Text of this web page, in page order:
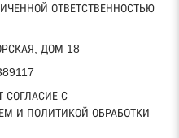
ОТВЕТСТВЕННОСТЬЮ
ДОМ 18
СОГЛАСИЕ С
И ПОЛИТИКОЙ ОБРАБОТКИ